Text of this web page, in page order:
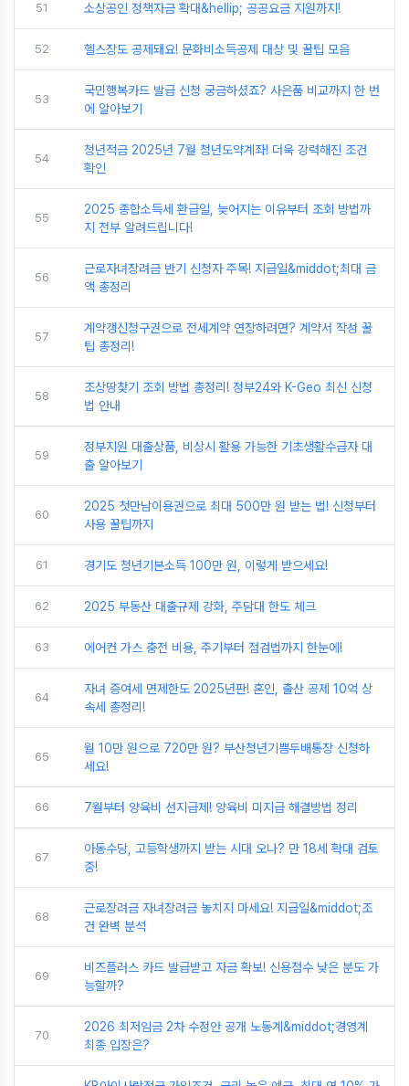
51 소상공인 정책자금 확대&hellip; 공공요금 지원까지!
52 헬스장도 공제돼요! 문화비소득공제 대상 및 꿀팁 모음
53
국민행복카드 발급 신청 궁금하셨죠? 사은품 비교까지 한 번
에 알아보기
54
청년적금 2025년 7월 청년도약계좌! 더욱 강력해진 조건
확인
55
2025 종합소득세 환급일, 늦어지는 이유부터 조회 방법까
지 전부 알려드립니다!
56
근로자녀장려금 반기 신청자 주목! 지급일&middot;최대 금
액 총정리
57
계약갱신청구권으로 전세계약 연장하려면? 계약서 작성 꿀
팁 총정리!
58
조상땅찾기 조회 방법 총정리! 정부24와 K-Geo 최신 신청
법 안내
59
정부지원 대출상품, 비상시 활용 가능한 기초생활수급자 대
출 알아보기
60
2025 첫만남이용권으로 최대 500만 원 받는 법! 신청부터
사용 꿀팁까지
61 경기도 청년기본소득 100만 원, 이렇게 받으세요!
62 2025 부동산 대출규제 강화, 주담대 한도 체크
63 에어컨 가스 충전 비용, 주기부터 점검법까지 한눈에!
64
자녀 증여세 면제한도 2025년판! 혼인, 출산 공제 10억 상
속세 총정리!
65
월 10만 원으로 720만 원? 부산청년기쁨두배통장 신청하
세요!
66 7월부터 양육비 선지급제! 양육비 미지급 해결방법 정리
67
아동수당, 고등학생까지 받는 시대 오나? 만 18세 확대 검토
중!
68
근로장려금 자녀장려금 놓치지 마세요! 지급일&middot;조
건 완벽 분석
69
비즈플러스 카드 발급받고 자금 확보! 신용점수 낮은 분도 가
능할까?
70
2026 최저임금 2차 수정안 공개 노동계&middot;경영계
최종 입장은?